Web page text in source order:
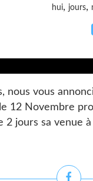
hui, jours,
nous vous
12 Novembre
2 jours sa venue